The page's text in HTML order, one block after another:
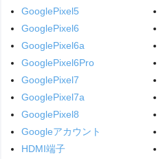
GooglePixel5
GooglePixel6
GooglePixel6a
GooglePixel6Pro
GooglePixel7
GooglePixel7a
GooglePixel8
Googleアカウント
HDMI端子